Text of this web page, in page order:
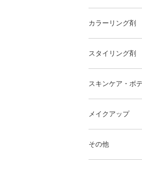
カラーリング剤
スタイリング剤
スキンケア・ボ
メイクアップ
その他